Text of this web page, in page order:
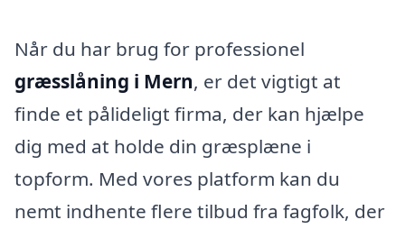
Når du har brug for professionel
græsslåning i Mern, er det vigtigt at
finde et pålideligt firma, der kan hjælpe
dig med at holde din græsplæne i
topform. Med vores platform kan du
nemt indhente flere tilbud fra fagfolk, der